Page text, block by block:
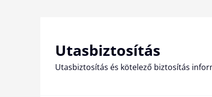
Utasbiztosítás
Utasbiztosítás és kötelező biztosítás